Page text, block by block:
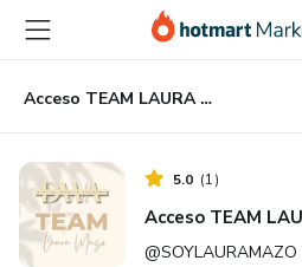
principal
página
de
página
Acceso TEAM LAURA MAZO - DWA
5.0 (1)
Acceso TEAM
@SOYLAURAMAZO